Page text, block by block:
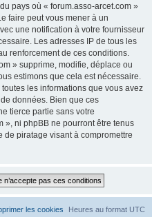
pays où « forum.asso-arcet.com »
faire peut vous mener à un
une notification à votre fournisseur
Les adresses IP de tous les
renforcement de ces conditions.
» supprime, modifie, déplace ou
estimons que cela est nécessaire.
les informations que vous avez
données. Bien que ces
tierce partie sans votre
», ni phpBB ne pourront être tenus
de piratage visant à compromettre
Heures au format UTC
les cookies